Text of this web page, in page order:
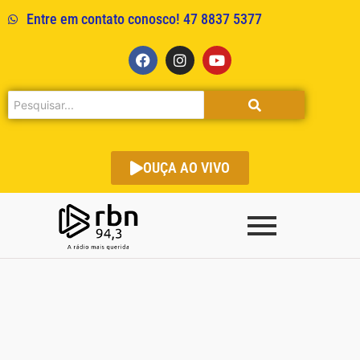
Entre em contato conosco! 47 8837 5377
OUÇA AO VIVO